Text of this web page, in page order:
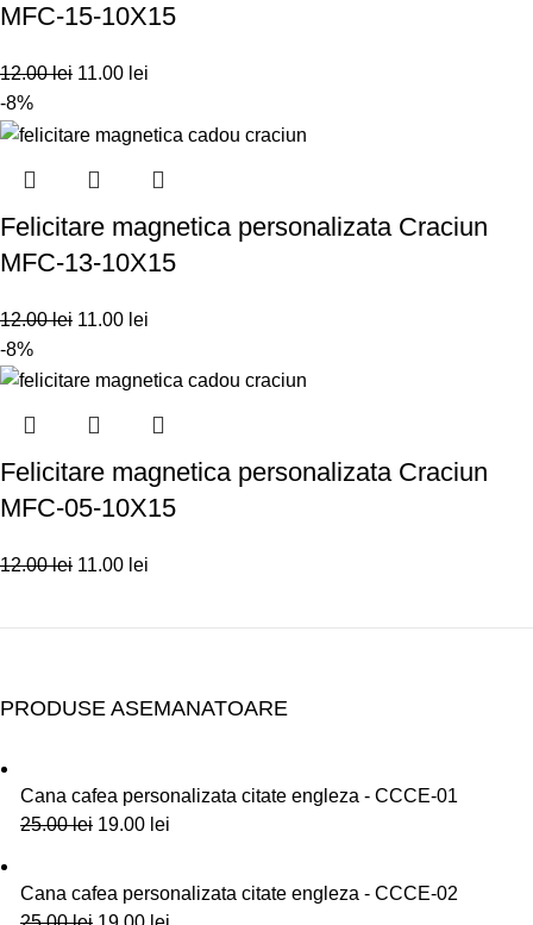
MFC-15-10X15
12.00lei 11.00 lei
-8%
Felicitare magnetica personalizata Craciun
MFC-13-10X15
12.00lei 11.00 lei
-8%
Felicitare magnetica personalizata Craciun
MFC-05-10X15
12.00lei 11.00 lei
PRODUSE ASEMANATOARE
Cana cafea personalizata citate engleza - CCCE-01
25.00lei 19.00 lei
Cana cafea personalizata citate engleza - CCCE-02